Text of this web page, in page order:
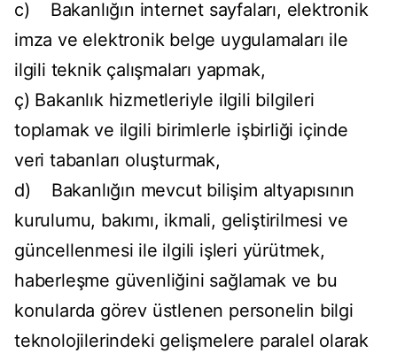
c) Bakanlığın internet sayfaları, elektronik
imza ve elektronik belge uygulamaları ile
ilgili teknik çalışmaları yapmak,
ç) Bakanlık hizmetleriyle ilgili bilgileri
toplamak ve ilgili birimlerle işbirliği içinde
veri tabanları oluşturmak,
d) Bakanlığın mevcut bilişim altyapısının
kurulumu, bakımı, ikmali, geliştirilmesi ve
güncellenmesi ile ilgili işleri yürütmek,
haberleşme güvenliğini sağlamak ve bu
konularda görev üstlenen personelin bilgi
teknolojilerindeki gelişmelere paralel olarak